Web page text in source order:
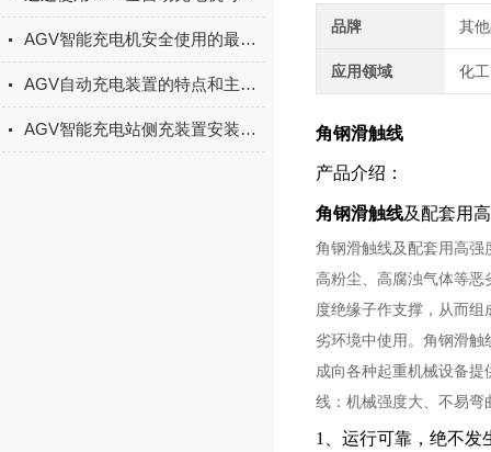
AGV智能充电机安全使用的最佳实践
AGV自动充电装置的特点和主要性能概述
AGV智能充电站侧充装置安装调试、日常维护与使用注意事项全解
品牌 其
应用领域 化
角钢滑触线
产品介绍：
角钢滑触线及配套用
角钢滑触线及配套用高
高粉尘、高腐浊气体等
度绝缘子作支撑，从而
劣环境中使用。角钢滑
成向各种起重机械设备
线：机械强度大、不易
1、 运行可靠，绝不发